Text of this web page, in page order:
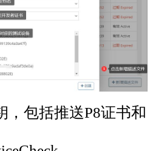
，包括推送P8证书和